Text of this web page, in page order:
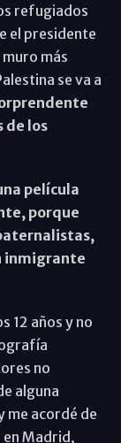
refugiados
el presidente
más
se va a
de los
película
porque
inmigrante
12 años y no
no
alguna
me acordé de
en Madrid,